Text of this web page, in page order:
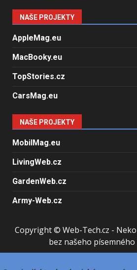
NAŠE PROJEKTY
AppleMag.eu
MacBooky.eu
TopStories.cz
CarsMag.eu
NAŠE PROJEKTY
MobilMag.eu
LivingWeb.cz
GardenWeb.cz
Army-Web.cz
Copyright © Web-Tech.cz -
bez našeho